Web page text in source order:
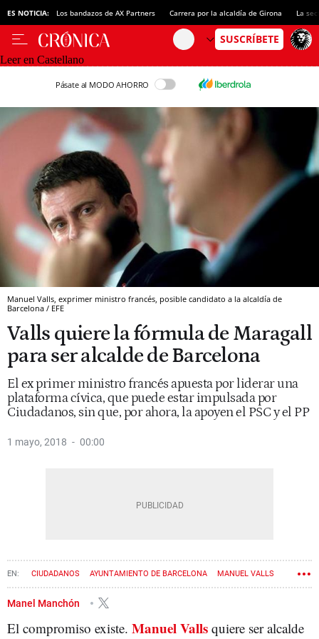
ES NOTICIA: Los bandazos de AX Partners Carrera por la alcaldía de Girona La
Leer en Castellano
Pásate al MODO AHORRO
Manuel Valls, exprimer ministro francés, posible candidato a la alcaldía de
Barcelona / EFE
Valls quiere la fórmula de Maragall
para ser alcalde de Barcelona
El ex primer ministro francés apuesta por liderar una
plataforma cívica, que puede estar impulsada por
Ciudadanos, sin que, por ahora, la apoyen el PSC y el PP
1 mayo, 2018 00:00
CIUDADANOS AYUNTAMIENTO DE BARCELONA MANUEL VALLS
PASQUAL MARAGALL
Manel Manchón
El compromiso existe. Manuel Valls quiere ser alcalde